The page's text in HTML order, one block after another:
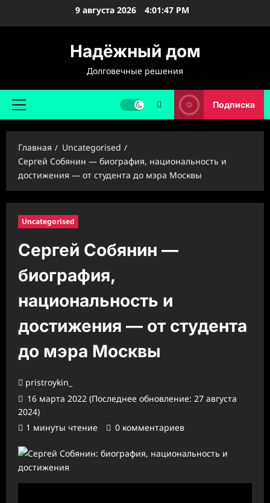
9 августа 2026 4:01:48 PM
Надёжный дом
Долговечные решения
Основное
Подписка
Главная
Uncategorised
Сергей Собянин — биография, национальность и
достижения — от студента до мэра Москвы
Uncategorised
Сергей Собянин —
биография,
национальность и
достижения — от студента
до мэра Москвы
pristroykin_
16 марта 2022 (Последнее обновление: 27 августа
2024)
1 минуты чтение
0 комментариев